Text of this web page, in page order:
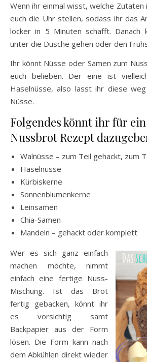
Wenn ihr einmal wisst, welche Zutaten
euch die Uhr stellen, sodass ihr das
locker in 5 Minuten schafft. Danach
unter die Dusche gehen oder den
Ihr könnt Nüsse oder Samen zum
euch belieben. Der eine ist
Haselnüsse, also lasst ihr diese
Nüsse.
Folgendes könnt ihr für
Nussbrot Rezept
Walnüsse – zum Teil gehackt, zum
Haselnüsse
Kürbiskerne
Sonnenblumenkerne
Leinsamen
Chia-Samen
Mandeln – gehackt oder komplett
Wer es sich ganz einfach
machen möchte, nimmt
einfach eine fertige Nuss-
Mischung. Ist das Brot
fertig gebacken, könnt ihr
es vorsichtig samt
Backpapier aus der Form
lösen. Die Form kann nach
dem Abkühlen direkt wieder